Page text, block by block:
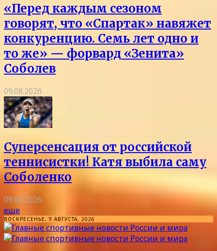
«Перед каждым сезоном
говорят, что «Спартак» навяжет
конкуренцию. Семь лет одно и
то же» — форвард «Зенита»
Соболев
09.08.2026
Суперсенсация от российской
теннисистки! Катя выбила саму
Соболенко
09.08.2026
еще
ВОСКРЕСЕНЬЕ, 9 АВГУСТА, 2026